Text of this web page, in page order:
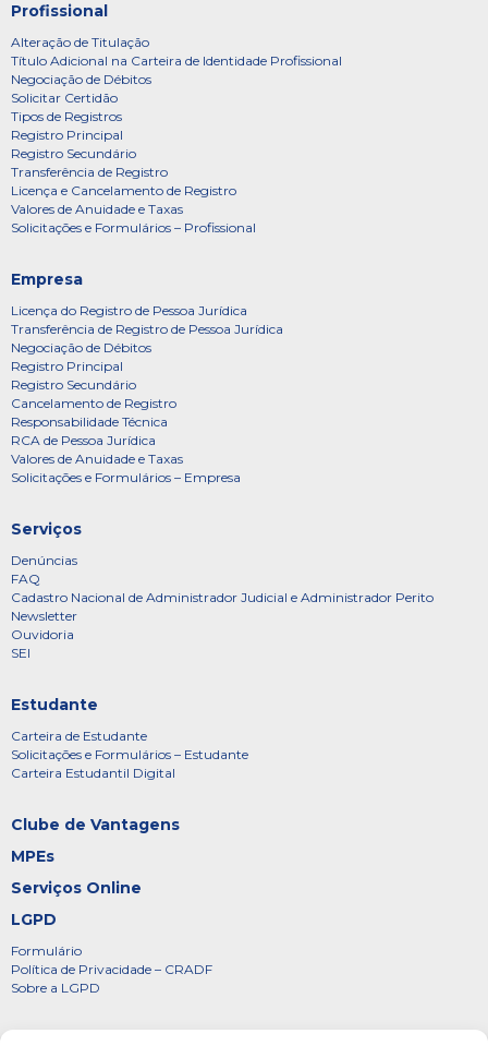
Profissional
Alteração de Titulação
Título Adicional na Carteira de Identidade Profissional
Negociação de Débitos
Solicitar Certidão
Tipos de Registros
Registro Principal
Registro Secundário
Transferência de Registro
Licença e Cancelamento de Registro
Valores de Anuidade e Taxas
Solicitações e Formulários – Profissional
Empresa
Licença do Registro de Pessoa Jurídica
Transferência de Registro de Pessoa Jurídica
Negociação de Débitos
Registro Principal
Registro Secundário
Cancelamento de Registro
Responsabilidade Técnica
RCA de Pessoa Jurídica
Valores de Anuidade e Taxas
Solicitações e Formulários – Empresa
Serviços
Denúncias
FAQ
Cadastro Nacional de Administrador Judicial e Administrador Perito
Newsletter
Ouvidoria
SEI
Estudante
Carteira de Estudante
Solicitações e Formulários – Estudante
Carteira Estudantil Digital
Clube de Vantagens
MPEs
Serviços Online
LGPD
Formulário
Política de Privacidade – CRADF
Sobre a LGPD